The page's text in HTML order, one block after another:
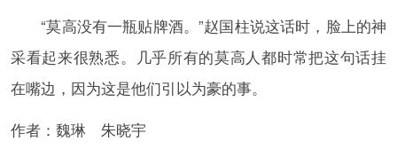
“莫高没有一瓶贴牌酒。”赵国柱说这话时，脸上的神
采看起来很熟悉。几乎所有的莫高人都时常把这句话挂
在嘴边，因为这是他们引以为豪的事。
作者：魏琳 朱晓宇